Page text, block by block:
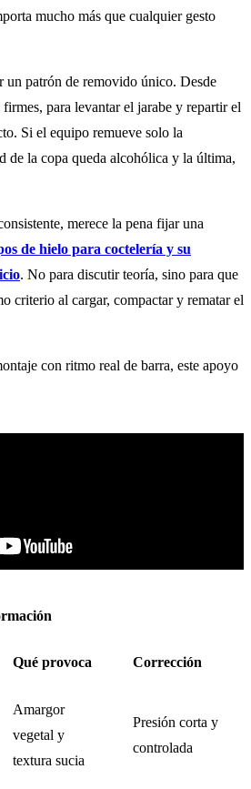
mucho más que cualquier gesto
un patrón de removido único. Desde
para levantar el jarabe y repartir el
Si el equipo remueve solo la
de la copa queda alcohólica y la última,
merece la pena fijar una
de hielo para coctelería y su
. No para discutir teoría, sino para que
criterio al cargar, compactar y rematar el
con ritmo real de barra, este apoyo
Qué provoca Corrección
Amargor
vegetal y
textura sucia
Presión corta y
controlada